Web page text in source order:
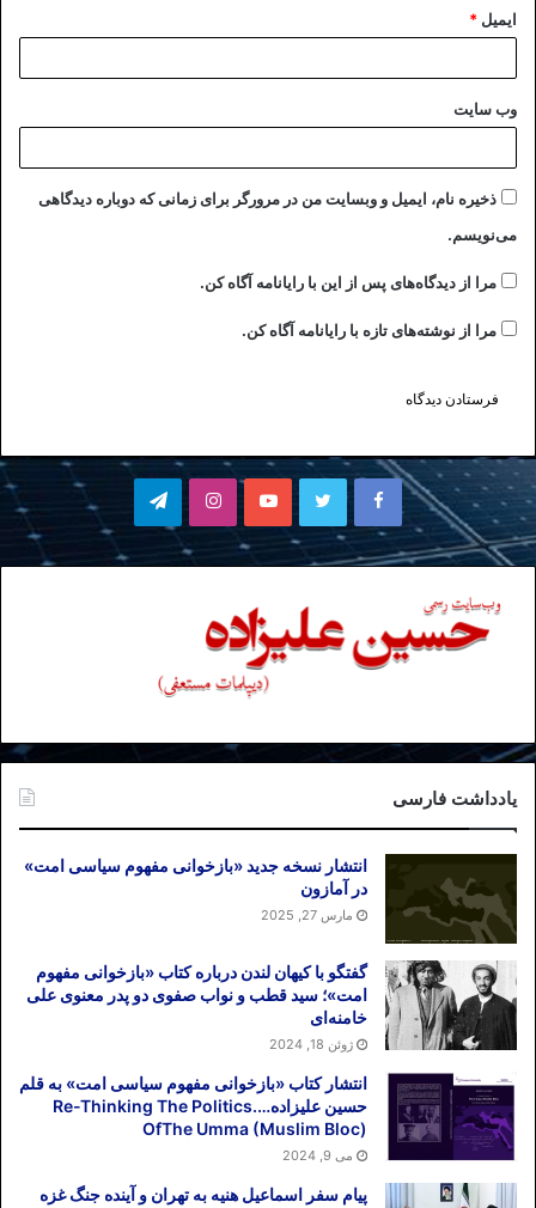
ایمیل *
وب‌ سایت
ذخیره نام، ایمیل و وبسایت من در مرورگر برای زمانی که دوباره دیدگاهی
می‌نویسم.
مرا از دیدگاه‌های پس از این با رایانامه آگاه کن.
مرا از نوشته‌های تازه با رایانامه آگاه کن.
فیسبوک توییتر یوتیوباینستاگرامتلگرام
یادداشت فارسی
انتشار نسخه جدید «بازخوانی مفهوم سیاسی امت»
در آمازون
مارس 27, 2025
گفتگو با کیهان لندن درباره کتاب «بازخوانی مفهوم
امت»؛ سید قطب و نواب صفوی دو پدر معنوی علی
خامنه‌ای
ژوئن 18, 2024
انتشار کتاب «بازخوانی مفهوم سیاسی امت» به قلم
حسین علیزاده….Re-Thinking The Politics
OfThe Umma (Muslim Bloc)
می 9, 2024
پیام سفر اسماعیل هنیه به تهران و آینده جنگ غزه